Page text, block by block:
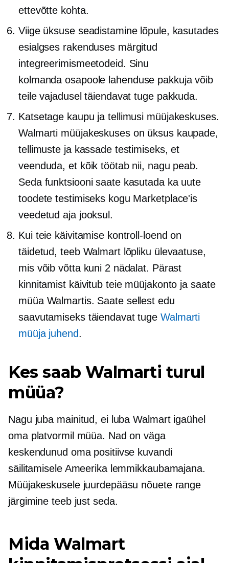
ettevõtte kohta.
Viige üksuse seadistamine lõpule, kasutades
esialgses rakenduses märgitud
integreerimismeetodeid. Sinu
kolmanda osapoole lahenduse pakkuja võib
teile vajadusel täiendavat tuge pakkuda.
Katsetage kaupu ja tellimusi müüjakeskuses.
Walmarti müüjakeskuses on üksus kaupade,
tellimuste ja kassade testimiseks, et
veenduda, et kõik töötab nii, nagu peab.
Seda funktsiooni saate kasutada ka uute
toodete testimiseks kogu Marketplace'is
veedetud aja jooksul.
Kui teie käivitamise kontroll-loend on
täidetud, teeb Walmart lõpliku ülevaatuse,
mis võib võtta kuni 2 nädalat. Pärast
kinnitamist käivitub teie müüjakonto ja saate
müüa Walmartis. Saate sellest edu
saavutamiseks täiendavat tuge Walmarti
müüja juhend.
Kes saab Walmarti turul
müüa?
Nagu juba mainitud, ei luba Walmart igaühel
oma platvormil müüa. Nad on väga
keskendunud oma positiivse kuvandi
säilitamisele Ameerika lemmikkaubamajana.
Müüjakeskusele juurdepääsu nõuete range
järgimine teeb just seda.
Mida Walmart